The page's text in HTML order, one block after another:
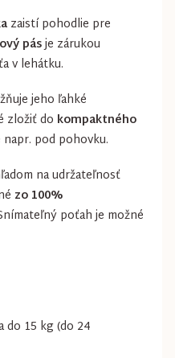
zaistí pohodlie pre
pásje zárukou
v lehátku.
jeho ľahké
zložiť do kompaktného
pod pohovku.
na udržateľnosť
zo 100%
poťah je možné
do 15 kg (do 24